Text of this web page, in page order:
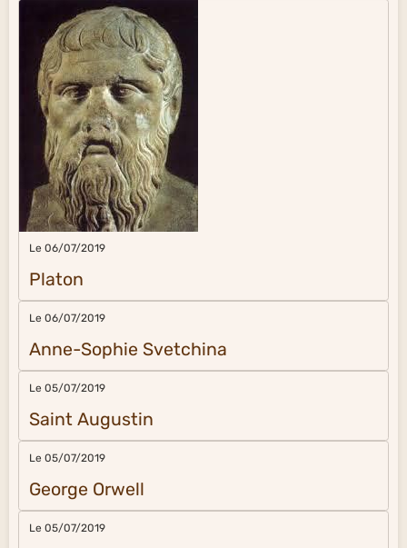
Le 06/07/2019
Platon
Le 06/07/2019
Anne-Sophie Svetchina
Le 05/07/2019
Saint Augustin
Le 05/07/2019
George Orwell
Le 05/07/2019